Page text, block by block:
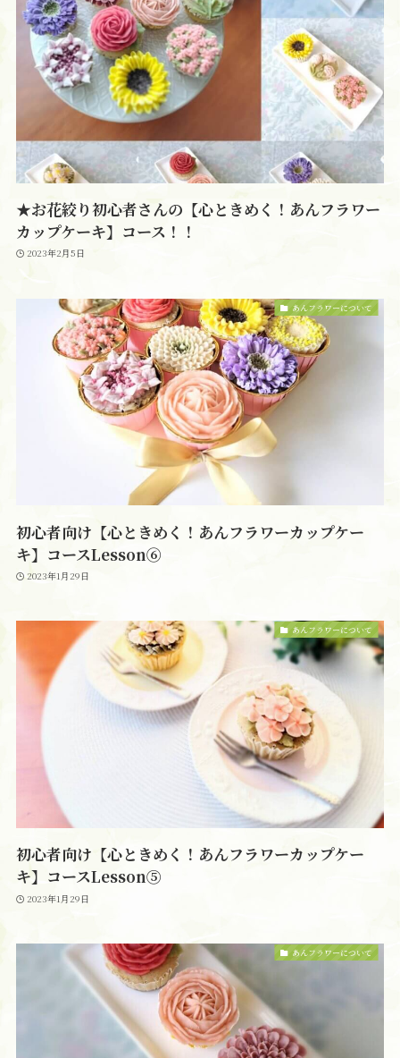
★お花絞り初心者さんの【心ときめく！あんフラワー
カップケーキ】コース！！
2023年2月5日
あんフラワーについて
初心者向け【心ときめく！あんフラワーカップケー
キ】コースLesson⑥
2023年1月29日
あんフラワーについて
初心者向け【心ときめく！あんフラワーカップケー
キ】コースLesson⑤
2023年1月29日
あんフラワーについて